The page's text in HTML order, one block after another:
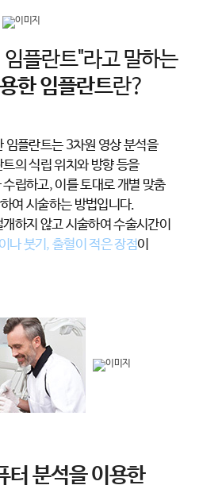
플란트"라고 말하는
한 임플란트란?
임플란트는 3차원 영상 분석을
트의 식립 위치와 방향 등을
수립하고, 이를 토대로 개별 맞춤
여 시술하는 방법입니다.
하지 않고 시술하여 수술시간이
나 붓기, 출혈이 적은 장점이
터 분석을 이용한